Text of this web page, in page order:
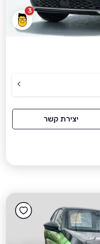
3
יצירת קשר